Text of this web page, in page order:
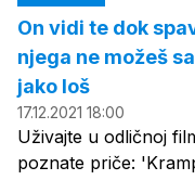
On vidi te dok
njega ne možeš
jako loš
17.12.2021 18:00
Uživajte u odličnoj
poznate priče: